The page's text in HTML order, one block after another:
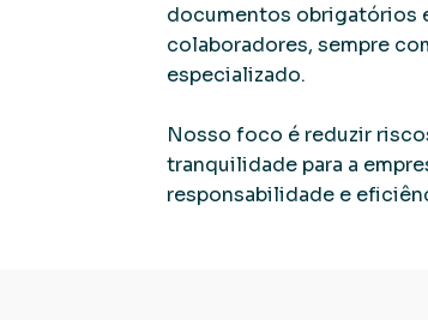
documentos obrigatórios
colaboradores, sempre
especializado.
Nosso foco é reduzir
tranquilidade para a
responsabilidade e